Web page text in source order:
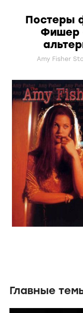
Постеры
Фишер
Amy Fisher
Главные